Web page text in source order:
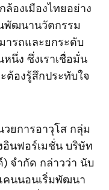
ล้องเมืองไทยอย่าง
พัฒนานวัตกรรม
ารถและยกระดับ
นึ่ง ซึ่งเราเชื่อมั่น
ต้องรู้สึกประทับใจ
ยการอาวุโส กลุ่ม
นฟอร์เมชั่น บริษัท
จำกัด กล่าวว่า นับ
คนนอนเริ่มพัฒนา